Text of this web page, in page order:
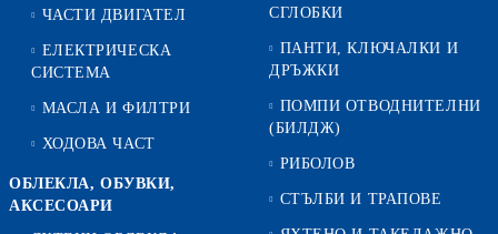
ЧАСТИ ДВИГАТЕЛ
ЕЛЕКТРИЧЕСКА
СИСТЕМА
МАСЛА И ФИЛТРИ
ХОДОВА ЧАСТ
ОБЛЕКЛА, ОБУВКИ,
АКСЕСОАРИ
СГЛОБКИ
ПАНТИ, КЛЮЧАЛКИ И
ДРЪЖКИ
ПОМПИ ОТВОДНИТЕЛНИ
(БИЛДЖ)
РИБОЛОВ
СТЪЛБИ И ТРАПОВЕ